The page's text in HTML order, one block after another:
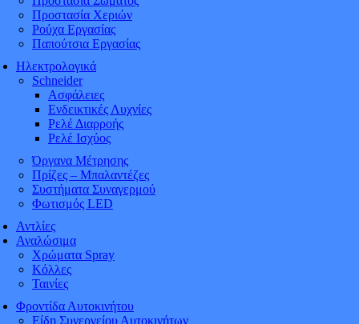
Προστασία Χεριών
Ρούχα Εργασίας
Παπούτσια Εργασίας
Ηλεκτρολογικά
Schneider
Ασφάλειες
Ενδεικτικές Λυχνίες
Ρελέ Διαρροής
Ρελέ Ισχύος
Όργανα Μέτρησης
Πρίζες – Μπαλαντέζες
Συστήματα Συναγερμού
Φωτισμός LED
Αντλίες
Αναλώσιμα
Χρώματα Spray
Κόλλες
Ταινίες
Φροντίδα Αυτοκινήτου
Είδη Συνεργείου Αυτοκινήτων